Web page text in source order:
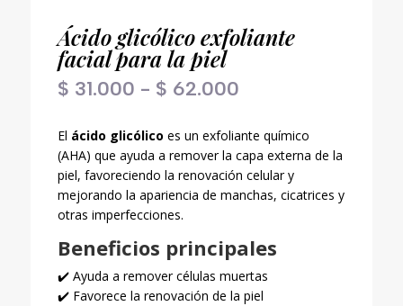
Ácido glicólico exfoliante
facial para la piel
$ 31.000 - $ 62.000Rango
precios:
desde
$ 31.000
hasta
El ácido glicólico es un exfoliante químico
(AHA) que ayuda a remover la capa externa de la
piel, favoreciendo la renovación celular y
mejorando la apariencia de manchas, cicatrices y
otras imperfecciones.
Beneficios principales
✔️ Ayuda a remover células muertas
✔️ Favorece la renovación de la piel